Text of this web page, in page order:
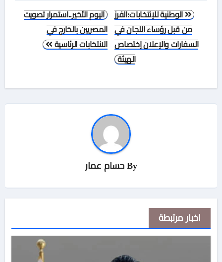
تصفّح
المقالات
اليوم الأخير..استمرار تصويت
المصريين بالخارج في
الانتخابات الرئاسية
الوطنية للإنتخابات:الفرز
من قبل رؤساء اللجان في
السفارات والإعلان إختصاص
الهيئة
By حسام عمار
اخبار مرتبطة